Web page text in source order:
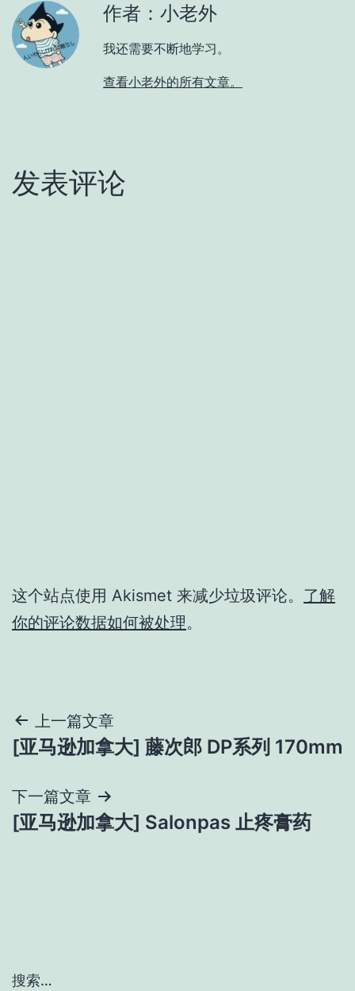
作者：小老外
我还需要不断地学习。
查看小老外的所有文章。
发表评论
这个站点使用 Akismet 来减少垃圾评论。 了解
你的评论数据如何被处理。
文
章
导
航
上一篇文章
[亚马逊加拿大] 藤次郎 DP系列 170mm
下一篇文章
[亚马逊加拿大] Salonpas 止疼膏药
搜索…